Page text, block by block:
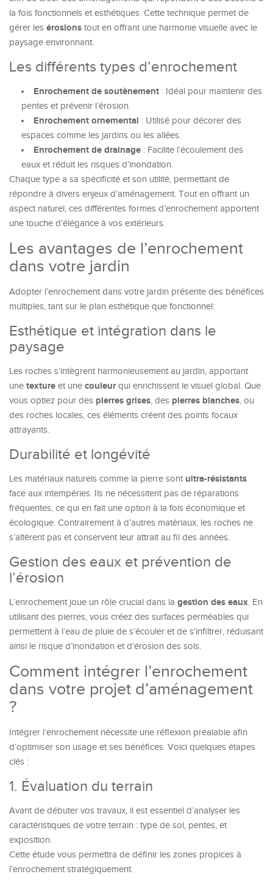
la fois fonctionnels et esthétiques. Cette technique permet de
gérer les érosions tout en offrant une harmonie visuelle avec le
paysage environnant.
Les différents types d’enrochement
Enrochement de soutènement : Idéal pour maintenir des
pentes et prévenir l’érosion.
Enrochement ornemental : Utilisé pour décorer des
espaces comme les jardins ou les allées.
Enrochement de drainage : Facilite l’écoulement des
eaux et réduit les risques d’inondation.
Chaque type a sa spécificité et son utilité, permettant de
répondre à divers enjeux d’aménagement. Tout en offrant un
aspect naturel, ces différentes formes d’enrochement apportent
une touche d’élégance à vos extérieurs.
Les avantages de l’enrochement
dans votre jardin
Adopter l’enrochement dans votre jardin présente des bénéfices
multiples, tant sur le plan esthétique que fonctionnel:
Esthétique et intégration dans le
paysage
Les roches s’intègrent harmonieusement au jardin, apportant
une texture et une couleurqui enrichissent le visuel global. Que
vous optiez pour des pierres grises, des pierres blanches, ou
des roches locales, ces éléments créent des points focaux
attrayants.
Durabilité et longévité
Les matériaux naturels comme la pierre sont ultra-résistants
face aux intempéries. Ils ne nécessitent pas de réparations
fréquentes, ce qui en fait une option à la fois économique et
écologique. Contrairement à d’autres matériaux, les roches ne
s’altèrent pas et conservent leur attrait au fil des années.
Gestion des eaux et prévention de
l’érosion
L’enrochement joue un rôle crucial dans la gestion des eaux. En
utilisant des pierres, vous créez des surfaces perméables qui
permettent à l’eau de pluie de s’écouler et de s’infiltrer, réduisant
ainsi le risque d’inondation et d’érosion des sols.
Comment intégrer l’enrochement
dans votre projet d’aménagement
?
Intégrer l’enrochement nécessite une réflexion préalable afin
d’optimiser son usage et ses bénéfices. Voici quelques étapes
clés :
1. Évaluation du terrain
Avant de débuter vos travaux, il est essentiel d’analyser les
caractéristiques de votre terrain : type de sol, pentes, et
exposition.
Cette étude vous permettra de définir les zones propices à
l’enrochement stratégiquement.